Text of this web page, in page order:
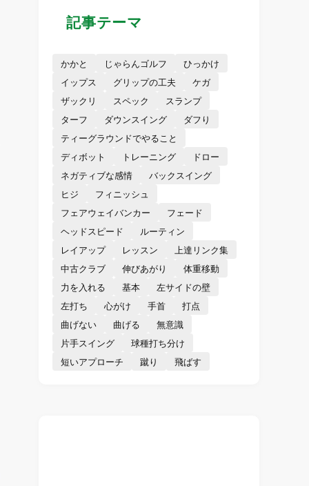
記事テーマ
かかと じゃらんゴルフ
ひっかけ
イップス
グリップの工夫
ケガ
ザックリ
スペック
スランプ
ターフ
ダウンスイング
ダフり
ティーグラウンドでやること
ディボット
トレーニング
ドロー
ネガティブな感情
バックスイング
ヒジ
フィニッシュ
フェアウェイバンカー
フェード
ヘッドスピード
ルーティン
レイアップ
レッスン
上達リンク集
中古クラブ
伸びあがり
体重移動
力を入れる
基本
左サイドの壁
左打ち
心がけ 手首
打点
曲げない
曲げる
無意識
片手スイング
球種打ち分け
短いアプローチ
蹴り 飛ばす